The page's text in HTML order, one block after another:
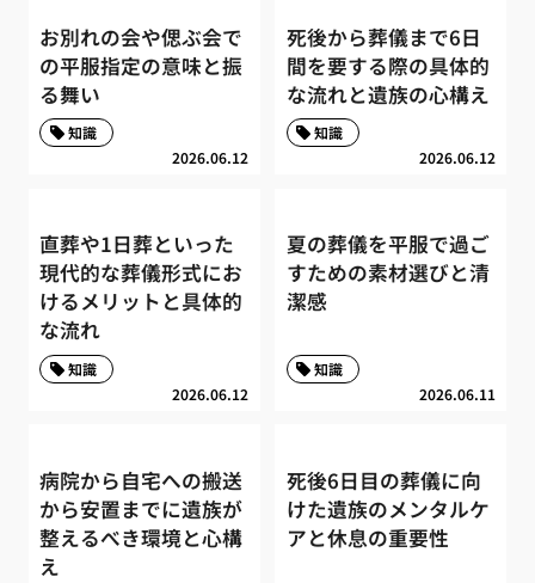
お別れの会や偲ぶ会で
の平服指定の意味と振
る舞い
2026.06.12
知識
死後から葬儀まで6日
間を要する際の具体的
な流れと遺族の心構え
2026.06.12
知識
直葬や1日葬といった
現代的な葬儀形式にお
けるメリットと具体的
な流れ
2026.06.12
知識
夏の葬儀を平服で過ご
すための素材選びと清
潔感
2026.06.11
知識
病院から自宅への搬送
から安置までに遺族が
整えるべき環境と心構
え
死後6日目の葬儀に向
けた遺族のメンタルケ
アと休息の重要性